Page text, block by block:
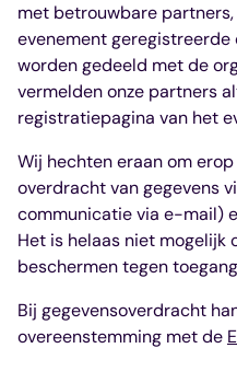
met betrouwbare
evenement
worden gedeeld met de
vermelden onze partners
registratiepagina van het
Wij hechten eraan om
overdracht van gegevens
communicatie via e-mail)
Het is helaas niet mogelijk
beschermen tegen
Bij gegevensoverdracht
overeenstemming met de